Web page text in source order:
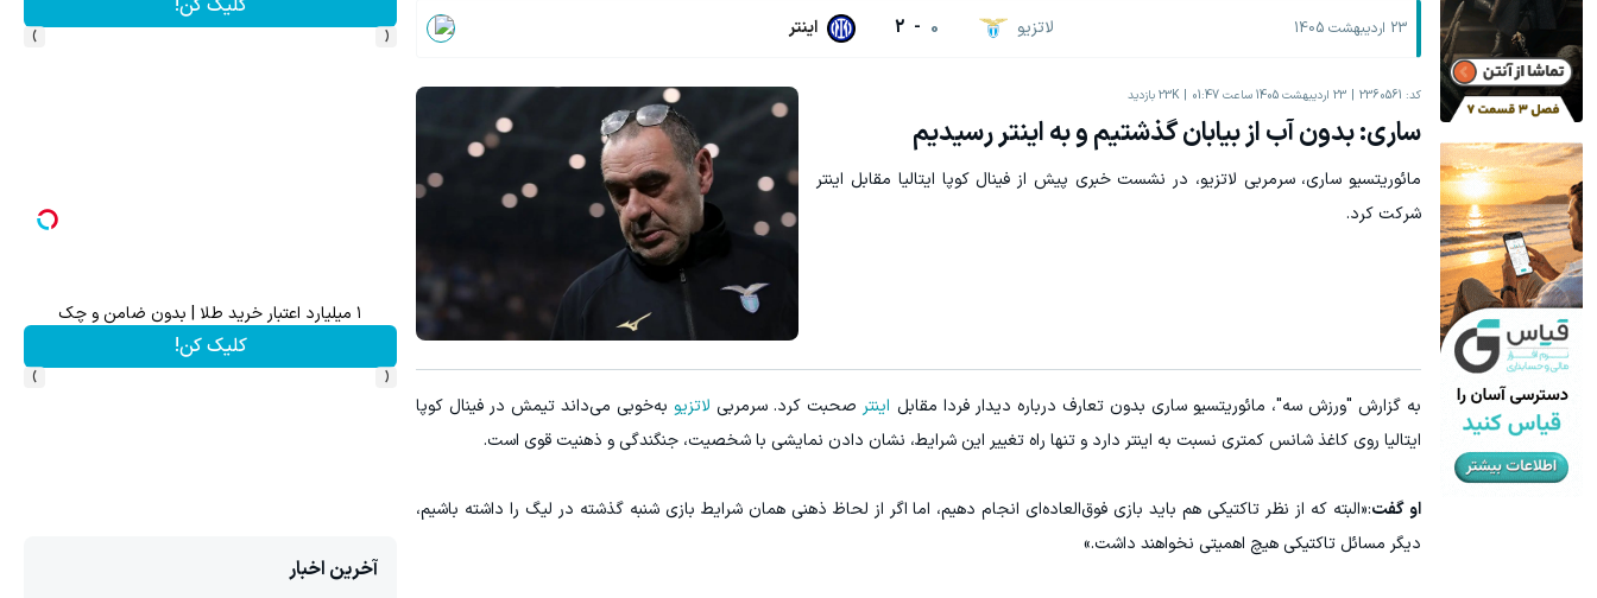
23 اردیبهشت 1405 لاتزیو 0
-
2 اینتر
کد: 2360561 23 اردیبهشت 1405 ساعت 01:47 23K بازدید
ساری: بدون آب از بیابان گذشتیم و به اینتر رسیدیم
مائوریتسیو ساری، سرمربی لاتزیو، در نشست خبری پیش از فینال کوپا ایتالیا مقابل اینتر
شرکت کرد.
به گزارش "ورزش سه"، مائوریتسیو ساری بدون تعارف درباره دیدار فردا مقابل اینتر صحبت کرد. سرمربی لاتزیو به‌خوبی می‌داند تیمش در فینال کوپا
ایتالیا روی کاغذ شانس کمتری نسبت به اینتر دارد و تنها راه تغییر این شرایط، نشان دادن نمایشی با شخصیت، جنگندگی و ذهنیت قوی است.
او گفت:«البته که از نظر تاکتیکی هم باید بازی فوق‌العاده‌ای انجام دهیم، اما اگر از لحاظ ذهنی همان شرایط بازی شنبه گذشته در لیگ را داشته باشیم،
دیگر مسائل تاکتیکی هیچ اهمیتی نخواهند داشت.»
کلیک کن!
‹
›
۱ میلیارد اعتبار خرید طلا | بدون ضامن و چک
کلیک کن!
‹
›
آخرین اخبار